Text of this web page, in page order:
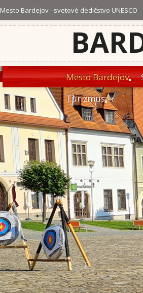
Mesto Bardejov - svetové dedičstvo UNESCO
Mesto Bardejov
Turizmus